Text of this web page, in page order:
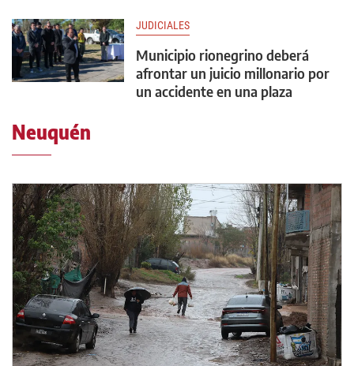
JUDICIALES
Municipio rionegrino deberá
afrontar un juicio millonario por
un accidente en una plaza
Neuquén